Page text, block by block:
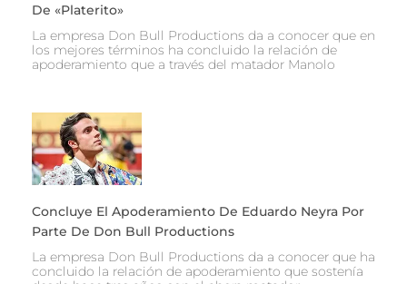
De «Platerito»
La empresa Don Bull Productions da a conocer que en
los mejores términos ha concluido la relación de
apoderamiento que a través del matador Manolo
Concluye El Apoderamiento De Eduardo Neyra Por
Parte De Don Bull Productions
La empresa Don Bull Productions da a conocer que ha
concluido la relación de apoderamiento que sostenía